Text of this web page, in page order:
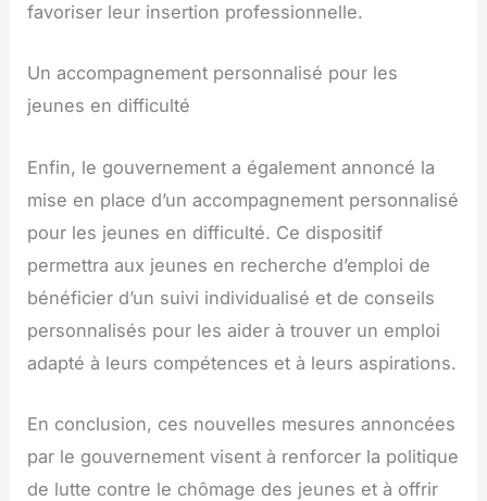
favoriser leur insertion professionnelle.
Un accompagnement personnalisé pour les
jeunes en difficulté
Enfin, le gouvernement a également annoncé la
mise en place d’un accompagnement personnalisé
pour les jeunes en difficulté. Ce dispositif
permettra aux jeunes en recherche d’emploi de
bénéficier d’un suivi individualisé et de conseils
personnalisés pour les aider à trouver un emploi
adapté à leurs compétences et à leurs aspirations.
En conclusion, ces nouvelles mesures annoncées
par le gouvernement visent à renforcer la politique
de lutte contre le chômage des jeunes et à offrir